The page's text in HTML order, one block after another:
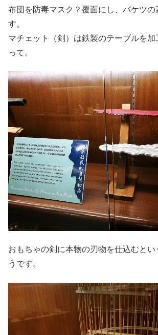
布団を防毒マスク？覆面にし、バケツの
す。
マチェット（剣）は鉄製のテーブルを
って。
おもちゃの剣に本物の刃物を仕込むとい
うです。